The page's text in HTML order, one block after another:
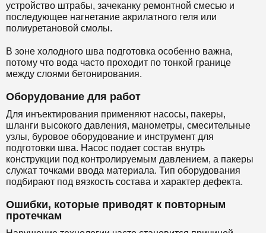
устройство штрабы, зачеканку ремонтной смесью и
последующее нагнетание акрилатного геля или
полиуретановой смолы.
В зоне холодного шва подготовка особенно важна,
потому что вода часто проходит по тонкой границе
между слоями бетонирования.
Оборудование для работ
Для инъектирования применяют насосы, пакеры,
шланги высокого давления, манометры, смесительные
узлы, буровое оборудование и инструмент для
подготовки шва. Насос подает состав внутрь
конструкции под контролируемым давлением, а пакеры
служат точками ввода материала. Тип оборудования
подбирают под вязкость состава и характер дефекта.
Ошибки, которые приводят к повторным
протечкам